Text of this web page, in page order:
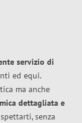
servizio di
ed equi.
ma anche
dettagliata e
senza